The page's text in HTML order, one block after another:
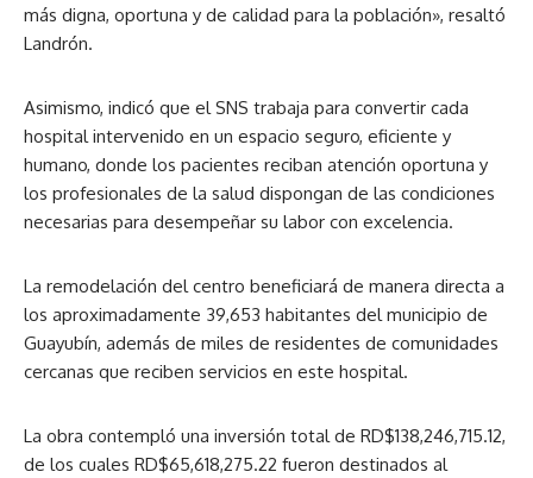
más digna, oportuna y de calidad para la población», resaltó
Landrón.
Asimismo, indicó que el SNS trabaja para convertir cada
hospital intervenido en un espacio seguro, eficiente y
humano, donde los pacientes reciban atención oportuna y
los profesionales de la salud dispongan de las condiciones
necesarias para desempeñar su labor con excelencia.
La remodelación del centro beneficiará de manera directa a
los aproximadamente 39,653 habitantes del municipio de
Guayubín, además de miles de residentes de comunidades
cercanas que reciben servicios en este hospital.
La obra contempló una inversión total de RD$138,246,715.12,
de los cuales RD$65,618,275.22 fueron destinados al